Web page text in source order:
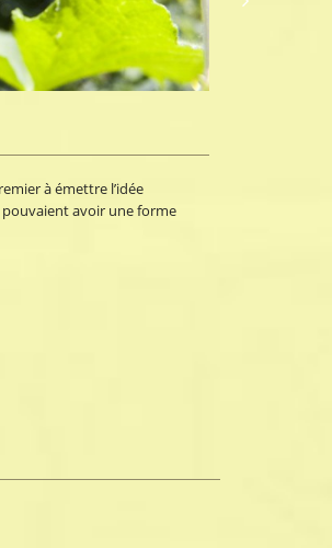
à émettre l’idée
avoir une forme